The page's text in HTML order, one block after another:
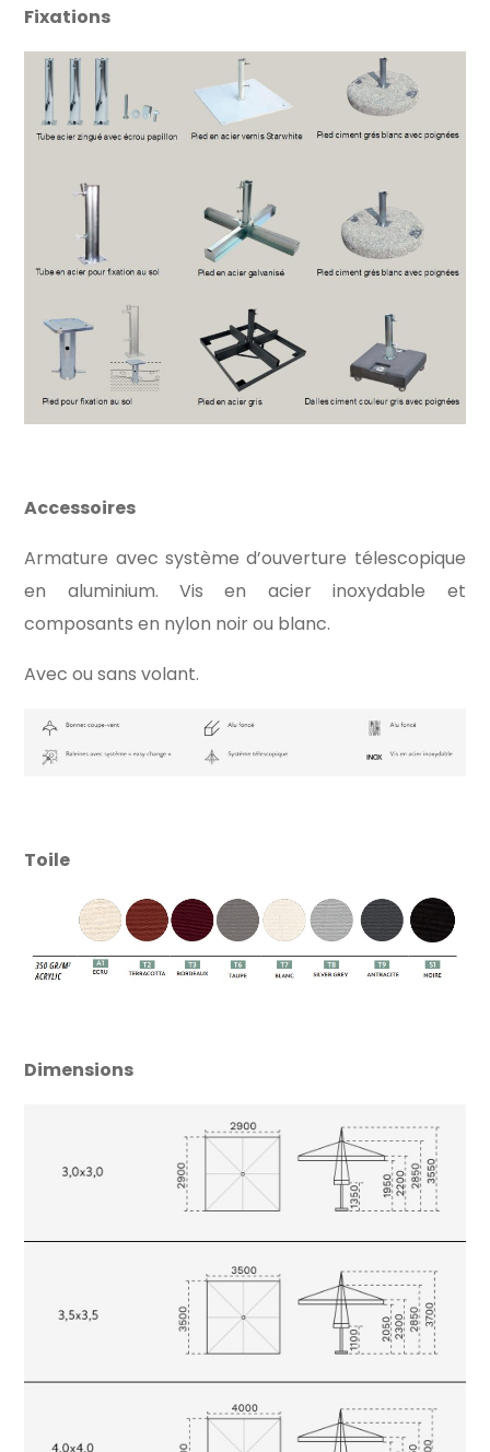
Fixations
Accessoires
Armature avec système d’ouverture télescopique
en aluminium. Vis en acier inoxydable et
composants en nylon noir ou blanc.
Avec ou sans volant.
Toile
Dimensions